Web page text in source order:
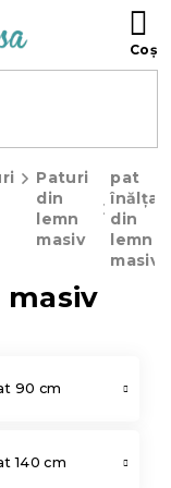
Paturi
din
lemn
masiv
pat
înălțat
din
lemn
masiv
90 cm
140 cm